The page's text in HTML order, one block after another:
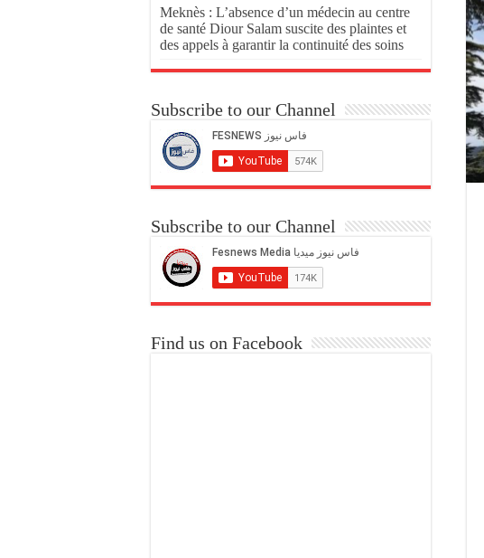
Meknès : L’absence d’un médecin au centre
de santé Diour Salam suscite des plaintes et
des appels à garantir la continuité des soins
Subscribe to our Channel
Subscribe to our Channel
Find us on Facebook